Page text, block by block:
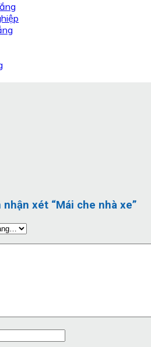
xét “Mái che nhà xe”